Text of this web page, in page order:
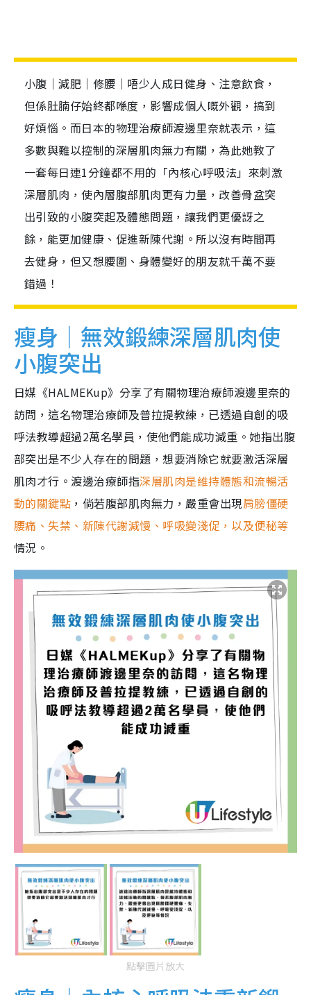
小腹｜減肥｜修腰｜唔少人成日健身、注意飲食，
但係肚腩仔始終都喺度，影響成個人嘅外觀，搞到
好煩惱。而日本的物理治療師渡邊里奈就表示，這
多數與難以控制的深層肌肉無力有關，為此她教了
一套每日連1分鐘都不用的「內核心呼吸法」來刺激
深層肌肉，使內層腹部肌肉更有力量，改善骨盆突
出引致的小腹突起及體態問題，讓我們更優訝之
餘，能更加健康、促進新陳代謝。所以沒有時間再
去健身，但又想腰圍、身體變好的朋友就千萬不要
錯過！
瘦身｜無效鍛練深層肌肉使
小腹突出
日媒《HALMEKup》分享了有關物理治療師渡邊里奈的
訪問，這名物理治療師及普拉提教練，已透過自創的吸
呼法教導超過2萬名學員，使他們能成功減重。她指出腹
部突出是不少人存在的問題，想要消除它就要激活深層
肌肉才行。渡邊治療師指深層肌肉是維持體態和流暢活
動的關鍵點 ，倘若腹部肌肉無力，嚴重會出現肩膀僵硬
腰痛、失禁、新陳代謝減慢、呼吸變淺促，以及便秘等
情況。
點擊圖片放大